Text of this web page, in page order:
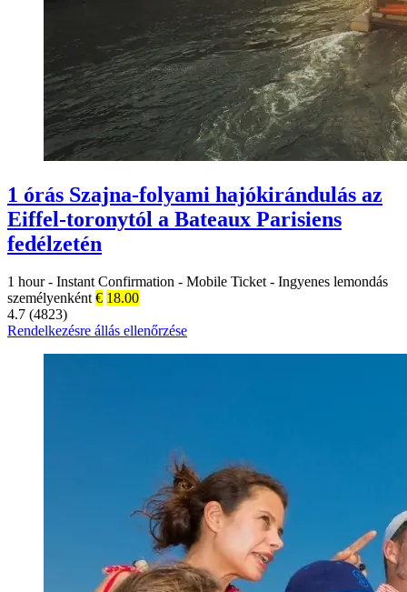
1 órás Szajna-folyami hajókirándulás az
Eiffel-toronytól a Bateaux Parisiens
fedélzetén
1 hour - Instant Confirmation - Mobile Ticket - Ingyenes lemondás
személyenként € 18.00
4.7 (4823)
Rendelkezésre állás ellenőrzése